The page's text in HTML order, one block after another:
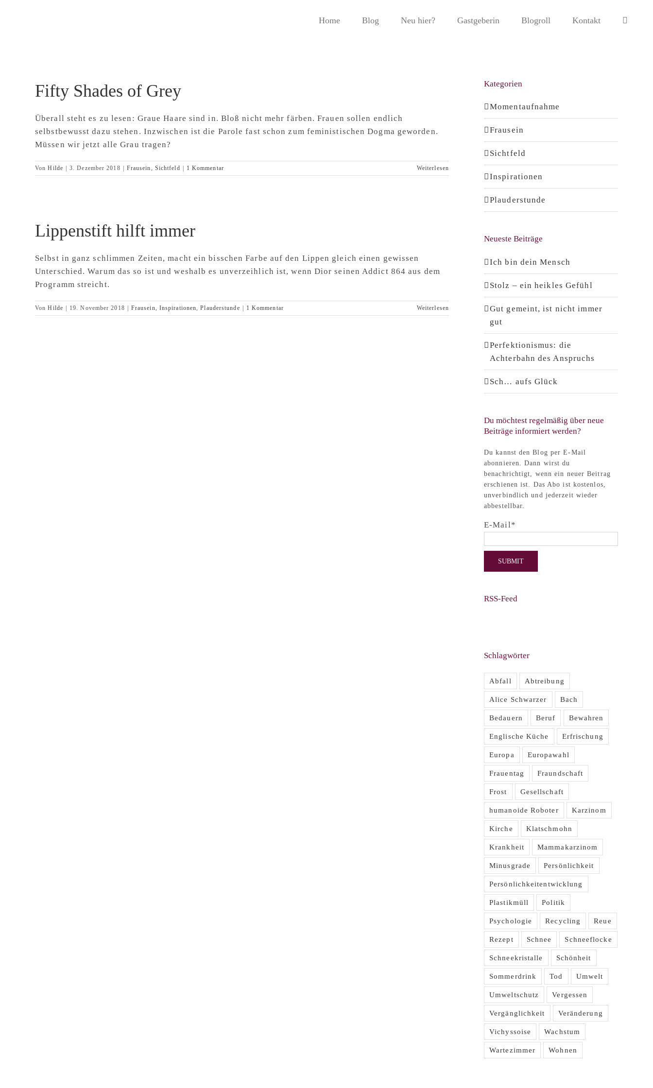
Home Blog Neu hier? Gastgeberin Blogroll Kontakt
Fifty Shades of Grey
Überall steht es zu lesen: Graue Haare sind in. Bloß nicht mehr färben. Frauen sollen endlich
selbstbewusst dazu stehen. Inzwischen ist die Parole fast schon zum feministischen Dogma geworden.
Müssen wir jetzt alle Grau tragen?
VonHilde 3. Dezember 2018 Frausein, Sichtfeld 1 Kommentar Weiterlesen
Lippenstift hilft immer
Selbst in ganz schlimmen Zeiten, macht ein bisschen Farbe auf den Lippen gleich einen gewissen
Unterschied. Warum das so ist und weshalb es unverzeihlich ist, wenn Dior seinen Addict 864 aus dem
Programm streicht.
VonHilde 19. November 2018 Frausein, Inspirationen,Plauderstunde 1 Kommentar Weiterlesen
Kategorien
Momentaufnahme
Frausein
Sichtfeld
Inspirationen
Plauderstunde
Neueste Beiträge
Ich bin dein Mensch
Stolz – ein heikles Gefühl
Gut gemeint, ist nicht immer
gut
Perfektionismus: die
Achterbahn des Anspruchs
Sch… aufs Glück
Du möchtest regelmäßig über neue
Beiträge informiert werden?
Du kannst den Blog per E-Mail
abonnieren. Dann wirst du
benachrichtigt, wenn ein neuer Beitrag
erschienen ist. Das Abo ist kostenlos,
unverbindlich und jederzeit wieder
abbestellbar.
E-Mail*
RSS-Feed
Schlagwörter
Abfall Abtreibung
Alice Schwarzer Bach
Bedauern Beruf Bewahren
Englische Küche Erfrischung
Europa Europawahl
Frauentag Fraundschaft
Frost Gesellschaft
humanoide Roboter Karzinom
Kirche Klatschmohn
Krankheit Mammakarzinom
Minusgrade Persönlichkeit
Persönlichkeitentwicklung
Plastikmüll Politik
Psychologie Recycling Reue
Rezept Schnee Schneeflocke
Schneekristalle Schönheit
Sommerdrink Tod Umwelt
Umweltschutz Vergessen
Vergänglichkeit Veränderung
Vichyssoise Wachstum
Wartezimmer Wohnen